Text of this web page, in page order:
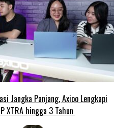
Jangka Panjang, Axioo Lengkapi
XTRA hingga 3 Tahun